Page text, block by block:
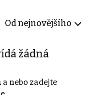
Od nejnovějšího
žádná
nebo zadejte